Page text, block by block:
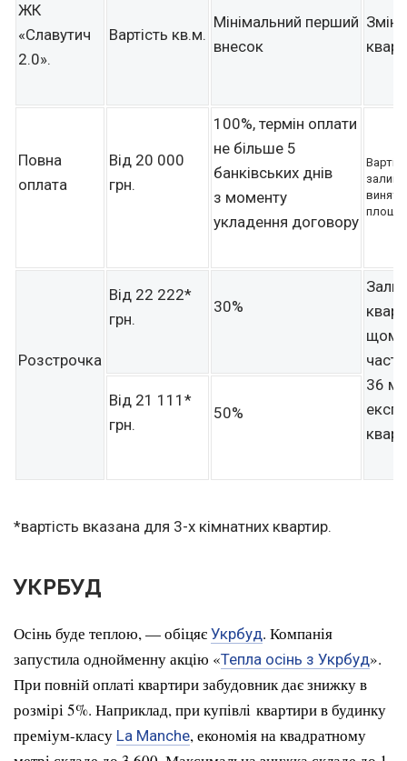
ЖК
«Славутич
2.0».
Вартість кв.м.
Мінімальний перший
внесок
Повна
оплата
Від 20 000
грн.
100%, термін оплати
не більше 5
банківських днів
з моменту
укладення договору
площі
Розстрочка
Від 22 222*
грн.
30%
36
Від 21 111*
грн.
50%
*вартість вказана для 3-х кімнатних квартир.
УКРБУД
Осінь буде теплою, — обіцяє Укрбуд. Компанія
запустила однойменну акцію «Тепла осінь з Укрбуд».
При повній оплаті квартири забудовник дає знижку в
розмірі 5%. Наприклад, при купівлі квартири в будинку
преміум-класу La Manche, економія на квадратному